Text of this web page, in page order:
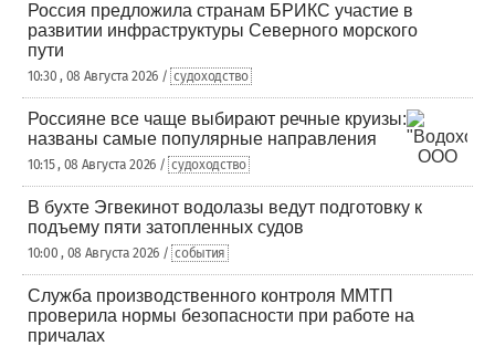
Россия предложила странам БРИКС участие в
развитии инфраструктуры Северного морского
пути
10:30 , 08 Августа 2026 / судоходство
Россияне все чаще выбирают речные круизы:
названы самые популярные направления
10:15 , 08 Августа 2026 / судоходство
В бухте Эгвекинот водолазы ведут подготовку к
подъему пяти затопленных судов
10:00 , 08 Августа 2026 / события
Служба производственного контроля ММТП
проверила нормы безопасности при работе на
причалах